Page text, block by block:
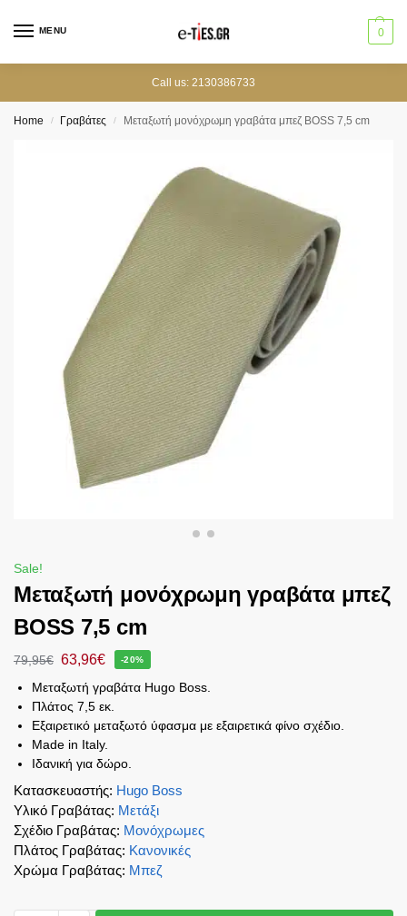
MENU 0
Call us: 2130386733
Home / Γραβάτες / Μεταξωτή μονόχρωμη γραβάτα μπεζ BOSS 7,5 cm
Sale!
Μεταξωτή μονόχρωμη γραβάτα μπεζ
BOSS 7,5 cm
79,95€ 63,96€ -20%
Μεταξωτή γραβάτα Hugo Boss.
Πλάτος 7,5 εκ.
Εξαιρετικό μεταξωτό ύφασμα με εξαιρετικά φίνο σχέδιο.
Made in Italy.
Ιδανική για δώρο.
Κατασκευαστής: Hugo Boss
Υλικό Γραβάτας: Μετάξι
Σχέδιο Γραβάτας: Μονόχρωμες
Πλάτος Γραβάτας: Κανονικές
Χρώμα Γραβάτας: Μπεζ